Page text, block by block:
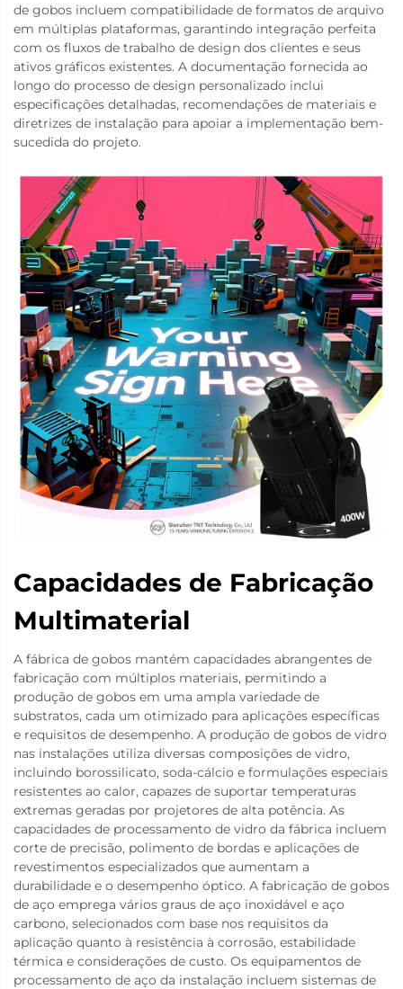
de gobos incluem compatibilidade de formatos de arquivo
em múltiplas plataformas, garantindo integração perfeita
com os fluxos de trabalho de design dos clientes e seus
ativos gráficos existentes. A documentação fornecida ao
longo do processo de design personalizado inclui
especificações detalhadas, recomendações de materiais e
diretrizes de instalação para apoiar a implementação bem-
sucedida do projeto.
Capacidades de Fabricação
Multimaterial
A fábrica de gobos mantém capacidades abrangentes de
fabricação com múltiplos materiais, permitindo a
produção de gobos em uma ampla variedade de
substratos, cada um otimizado para aplicações específicas
e requisitos de desempenho. A produção de gobos de vidro
nas instalações utiliza diversas composições de vidro,
incluindo borossilicato, soda-cálcio e formulações especiais
resistentes ao calor, capazes de suportar temperaturas
extremas geradas por projetores de alta potência. As
capacidades de processamento de vidro da fábrica incluem
corte de precisão, polimento de bordas e aplicações de
revestimentos especializados que aumentam a
durabilidade e o desempenho óptico. A fabricação de gobos
de aço emprega vários graus de aço inoxidável e aço
carbono, selecionados com base nos requisitos da
aplicação quanto à resistência à corrosão, estabilidade
térmica e considerações de custo. Os equipamentos de
processamento de aço da instalação incluem sistemas de